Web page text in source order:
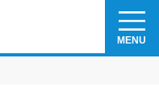
MENU